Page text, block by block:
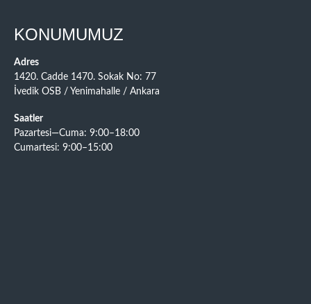
KONUMUMUZ
Adres
1420. Cadde 1470. Sokak No: 77
İvedik OSB / Yenimahalle / Ankara
Saatler
Pazartesi—Cuma: 9:00–18:00
Cumartesi: 9:00–15:00